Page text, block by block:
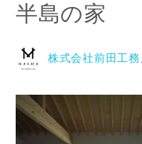
半島の家
株式会社前田工務